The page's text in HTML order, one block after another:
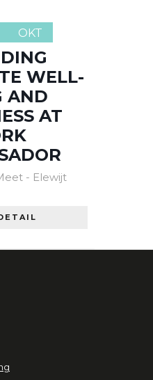
OKT
WELL-
AND
AT
- Elewijt